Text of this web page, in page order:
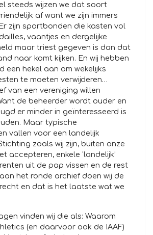
steeds wijzen we dat soort
af want we zijn immers
zijn sportbonden die kasten vol
vaantjes en dergelijke
maar triest gegeven is dan dat
naar komt kijken. En wij hebben
een hekel aan om wekelijks
te moeten verwijderen…
van een vereniging willen
de beheerder wordt ouder en
er minder in geïnteresseerd is
Maar typische
vallen voor een landelijk
zoals wij zijn, buiten onze
accepteren, enkele ‘landelijk’
uit de pap vissen en de rest
het ronde archief doen wij de
en dat is het laatste wat we
vinden wij die als: Waarom
(en daarvoor ook de IAAF)